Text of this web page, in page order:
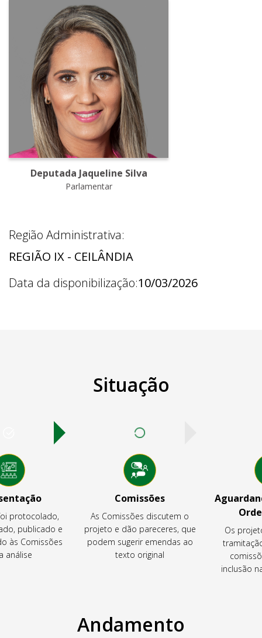
Deputada Jaqueline Silva
Parlamentar
Região Administrativa:
REGIÃO IX - CEILÂNDIA
Data da disponibilização:10/03/2026
Situação
protocolado,
publicado e
às Comissões
análise
Comissões
As Comissões discutem o
projeto e dão pareceres, que
podem sugerir emendas ao
texto original
Os
inclusão
Andamento